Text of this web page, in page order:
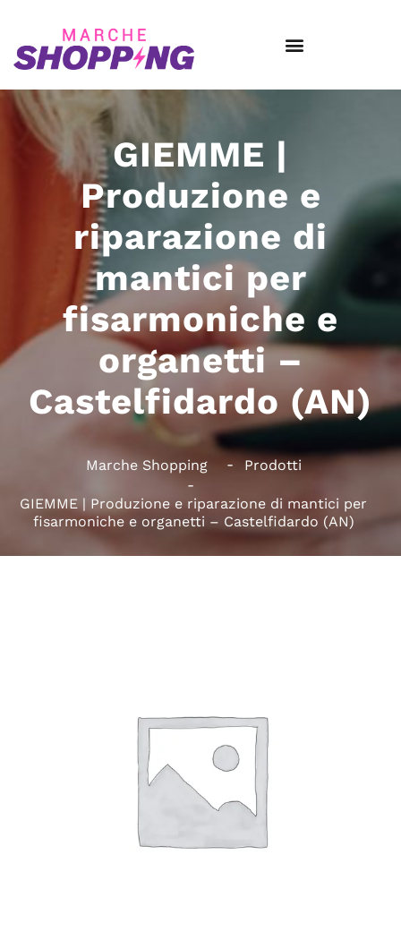
GIEMME |
Produzione e
riparazione di
mantici per
fisarmoniche e
organetti –
Castelfidardo (AN)
Marche Shopping Prodotti
GIEMME | Produzione e riparazione di mantici per
fisarmoniche e organetti – Castelfidardo (AN)